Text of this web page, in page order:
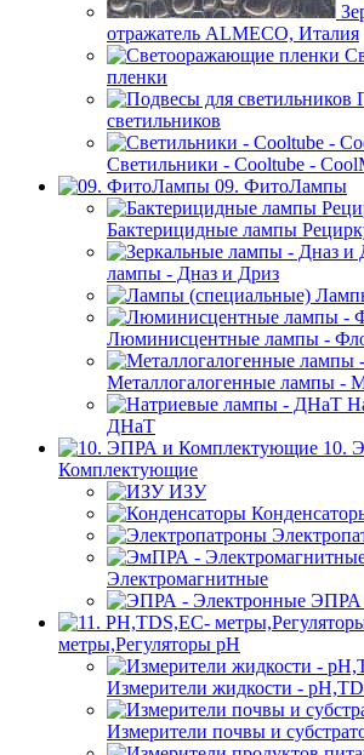
отражатель ALMECO, Италия
пленки
светильников
Светильники - Cooltube -
09. ФитоЛампы
Бактерицидные лампы
лампы - Дназ и Дриз
Люминисцентные лампы -
Металлогалогенные лампы -
ДНаТ
10.
Комплектующие
ИЗУ
Электромагнитные
ЭПРА
метры,Регуляторы pН
Измерители жидкости -
Измерители почвы и